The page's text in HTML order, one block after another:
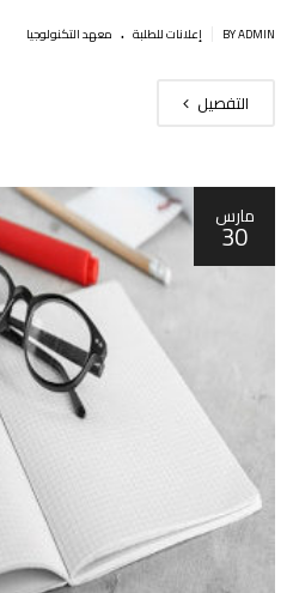
BY ADMIN إعلانات للطلبة . معهد التكنولوجيا
التفصيل
مارس
30